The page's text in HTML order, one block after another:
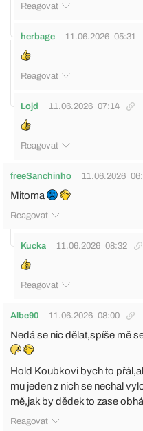
Reagovat
herbage 11.06.2026 05:31
Reagovat
Lojd 11.06.2026 07:14
Reagovat
freeSanchinho 11.06.2026
Mitoma
Reagovat
Kucka 11.06.2026 08:32
Reagovat
Albe90 11.06.2026 08:00
Nedá se nic dělat,spíše mě
Hold Koubkovi bych to
mu jeden z nich se nechal
mě,jak by dědek to zase
Reagovat